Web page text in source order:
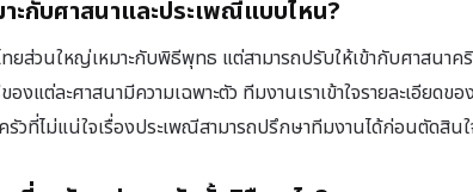
ะกับศาสนาและประเพณีแบบไหน?
ส่วนใหญ่เหมาะกับพิธีพุทธ แต่สามารถปรับให้เข้ากับศาสนาคริ
ต่ละศาสนามีความเฉพาะตัว ทีมงานเราเข้าใจรายละเอียดข
รัวที่ไม่แน่ใจเรื่องประเพณีสามารถปรึกษาทีมงานได้ก่อนตัดสิน